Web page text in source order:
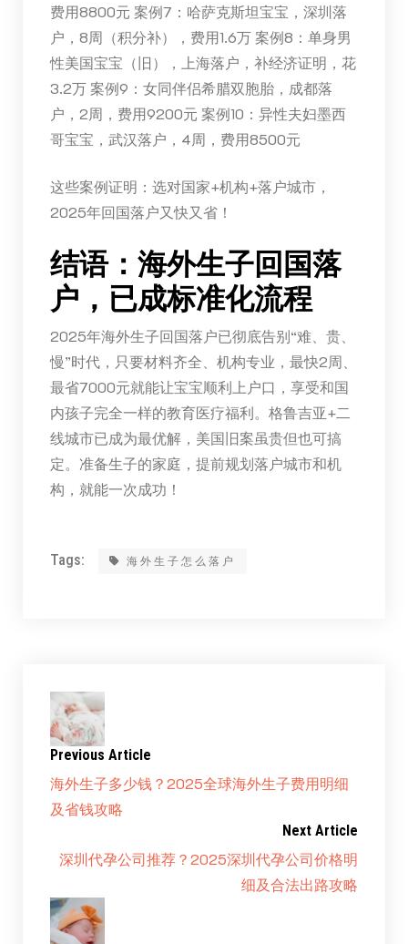
费用8800元 案例7：哈萨克斯坦宝宝，深圳落
户，8周（积分补），费用1.6万 案例8：单身男
性美国宝宝（旧），上海落户，补经济证明，花
3.2万 案例9：女同伴侣希腊双胞胎，成都落
户，2周，费用9200元 案例10：异性夫妇墨西
哥宝宝，武汉落户，4周，费用8500元
这些案例证明：选对国家+机构+落户城市，
2025年回国落户又快又省！
结语：海外生子回国落
户，已成标准化流程
2025年海外生子回国落户已彻底告别“难、贵、
慢”时代，只要材料齐全、机构专业，最快2周、
最省7000元就能让宝宝顺利上户口，享受和国
内孩子完全一样的教育医疗福利。格鲁吉亚+二
线城市已成为最优解，美国旧案虽贵但也可搞
定。准备生子的家庭，提前规划落户城市和机
构，就能一次成功！
Tags: 海外生子怎么落户
Previous Article
海外生子多少钱？2025全球海外生子费用明细
及省钱攻略
Next Article
深圳代孕公司推荐？2025深圳代孕公司价格明
细及合法出路攻略